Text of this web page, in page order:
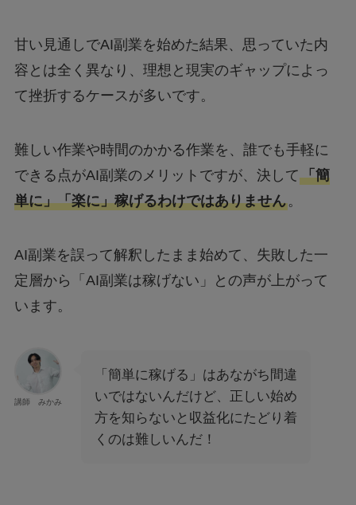
甘い見通しでAI副業を始めた結果、思っていた内
容とは全く異なり、理想と現実のギャップによっ
て挫折するケースが多いです。
難しい作業や時間のかかる作業を、誰でも手軽に
できる点がAI副業のメリットですが、決して「簡
単に」「楽に」稼げるわけではありません。
AI副業を誤って解釈したまま始めて、失敗した一
定層から「AI副業は稼げない」との声が上がって
います。
講師 みかみ
「簡単に稼げる」はあながち間違
いではないんだけど、正しい始め
方を知らないと収益化にたどり着
くのは難しいんだ！